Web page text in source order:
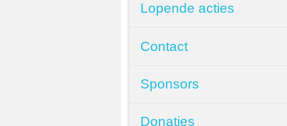
Lopende acties
Contact
Sponsors
Donaties